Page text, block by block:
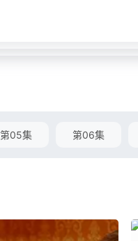
第05集 第06集